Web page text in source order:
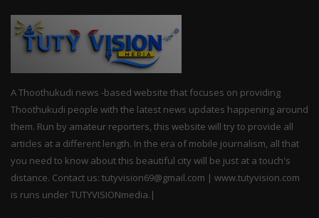
A Thoothukudi news -based website that focuses on providing
Thoothukudi people with the latest news updates happening around
them. Run by amateur reporters, this website will try to provide all
articles at a different length. In the era of mobile journalism, all that
you need to know about this beautiful city will be just at a touch's
distance. Contact us: tutyvision69@gmail.com | www.tutyvision.com
is runs under TUTYVISIONmedia.|